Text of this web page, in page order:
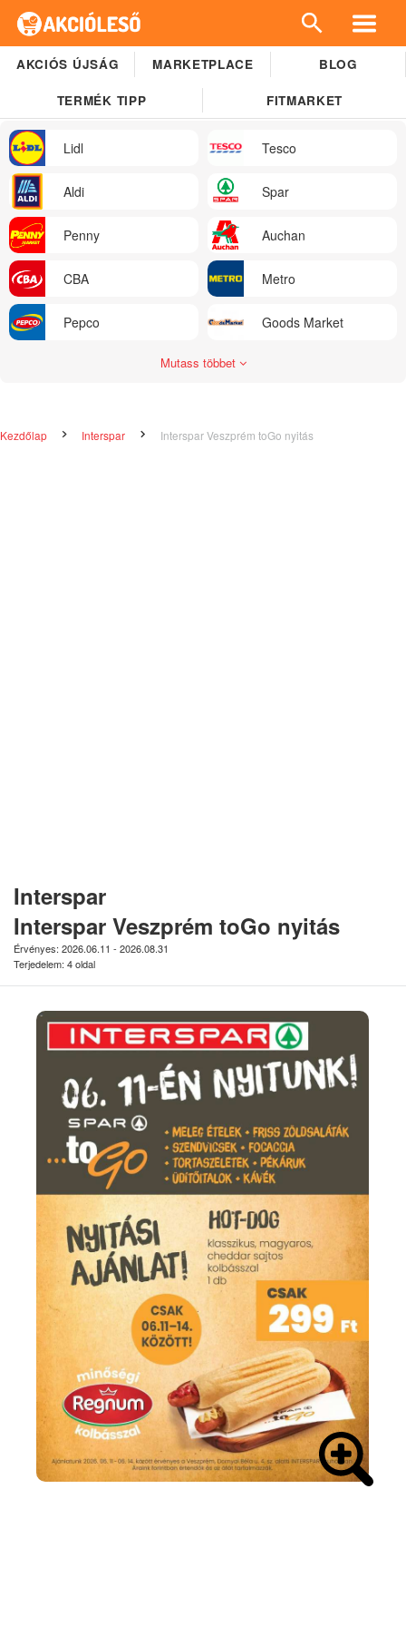
AKCIÓS ÚJSÁG MARKETPLACE BLOG
TERMÉK TIPP FITMARKET
Lidl Tesco
Aldi Spar
Penny Auchan
CBA Metro
Pepco Goods Market
Mutass többet
Kezdőlap Interspar Interspar Veszprém toGo nyitás
Interspar
Interspar Veszprém toGo nyitás
Érvényes: 2026.06.11 - 2026.08.31
Terjedelem: 4 oldal